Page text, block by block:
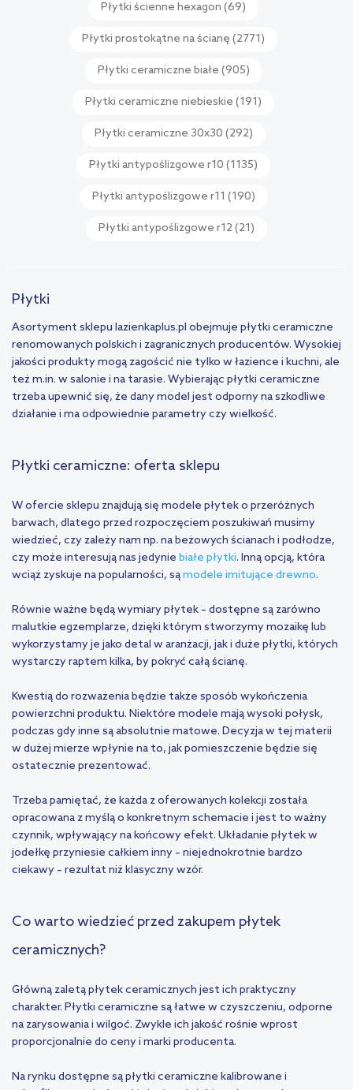
Płytki ścienne hexagon (69)
Płytki prostokątne na ścianę (2771)
Płytki ceramiczne białe (905)
Płytki ceramiczne niebieskie (191)
Płytki ceramiczne 30x30 (292)
Płytki antypoślizgowe r10 (1135)
Płytki antypoślizgowe r11 (190)
Płytki antypoślizgowe r12(21)
Płytki
Asortyment sklepu lazienkaplus.pl obejmuje płytki ceramiczne
renomowanych polskich i zagranicznych producentów. Wysokiej
jakości produkty mogą zagościć nie tylko w łazience i kuchni, ale
też m.in. w salonie i na tarasie. Wybierając płytki ceramiczne
trzeba upewnić się, że dany model jest odporny na szkodliwe
działanie i ma odpowiednie parametry czy wielkość.
Płytki ceramiczne: oferta sklepu
W ofercie sklepu znajdują się modele płytek o przeróżnych
barwach, dlatego przed rozpoczęciem poszukiwań musimy
wiedzieć, czy zależy nam np. na beżowych ścianach i podłodze,
czy może interesują nas jedynie białe płytki. Inną opcją, która
wciąż zyskuje na popularności, sąmodele imitujące drewno.
Równie ważne będą wymiary płytek – dostępne są zarówno
malutkie egzemplarze, dzięki którym stworzymy mozaikę lub
wykorzystamy je jako detal w aranżacji, jak i duże płytki, których
wystarczy raptem kilka, by pokryć całą ścianę.
Kwestią do rozważenia będzie także sposób wykończenia
powierzchni produktu. Niektóre modele mają wysoki połysk,
podczas gdy inne są absolutnie matowe. Decyzja w tej materii
w dużej mierze wpłynie na to, jak pomieszczenie będzie się
ostatecznie prezentować.
Trzeba pamiętać, że każda z oferowanych kolekcji została
opracowana z myślą o konkretnym schemacie i jest to ważny
czynnik, wpływający na końcowy efekt. Układanie płytek w
jodełkę przyniesie całkiem inny – niejednokrotnie bardzo
ciekawy – rezultat niż klasyczny wzór.
Co warto wiedzieć przed zakupem płytek
ceramicznych?
Główną zaletą płytek ceramicznych jest ich praktyczny
charakter. Płytki ceramiczne są łatwe w czyszczeniu, odporne
na zarysowania i wilgoć. Zwykle ich jakość rośnie wprost
proporcjonalnie do ceny i marki producenta.
Na rynku dostępne są płytki ceramiczne kalibrowane i